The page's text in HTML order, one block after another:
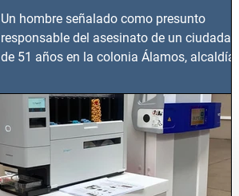
Un hombre señalado como presunto
responsable del asesinato de un ciudadano
de 51 años en la colonia Álamos, alcaldía